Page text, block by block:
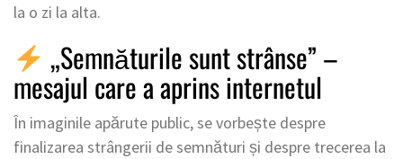
la o zi la alta.
„Semnăturile sunt strânse” –
mesajul care a aprins internetul
În imaginile apărute public, se vorbește despre
finalizarea strângerii de semnături și despre trecerea la